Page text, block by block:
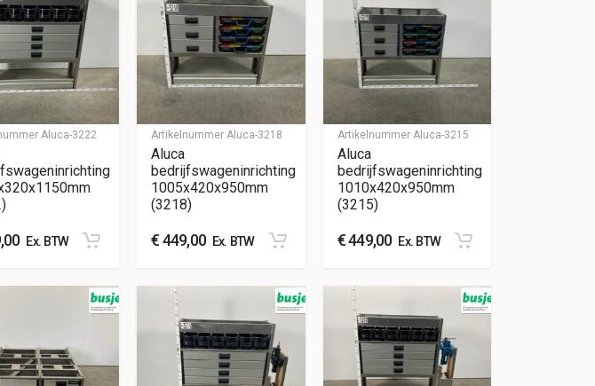
Aluca-3222
Ex. BTW
Artikelnummer Aluca-3218
Aluca
bedrijfswageninrichting
1005x420x950mm
(3218)
€449,00Ex. BTW
Artikelnummer Aluca-3215
Aluca
bedrijfswageninrichting
1010x420x950mm
(3215)
€449,00Ex. BTW